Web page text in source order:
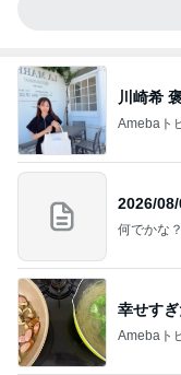
川崎希
Amebaト
2026/
何でかな
幸せす
Amebaト